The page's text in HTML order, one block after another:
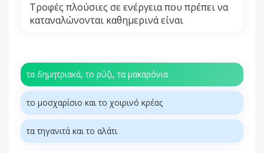
Τροφές πλούσιες σε ενέργεια που πρέπει να
καταναλώνονται καθημερινά είναι
τα δημητριακά, το ρύζι, τα μακαρόνια
το μοσχαρίσιο και το χοιρινό κρέας
τα τηγανιτά και το αλάτι